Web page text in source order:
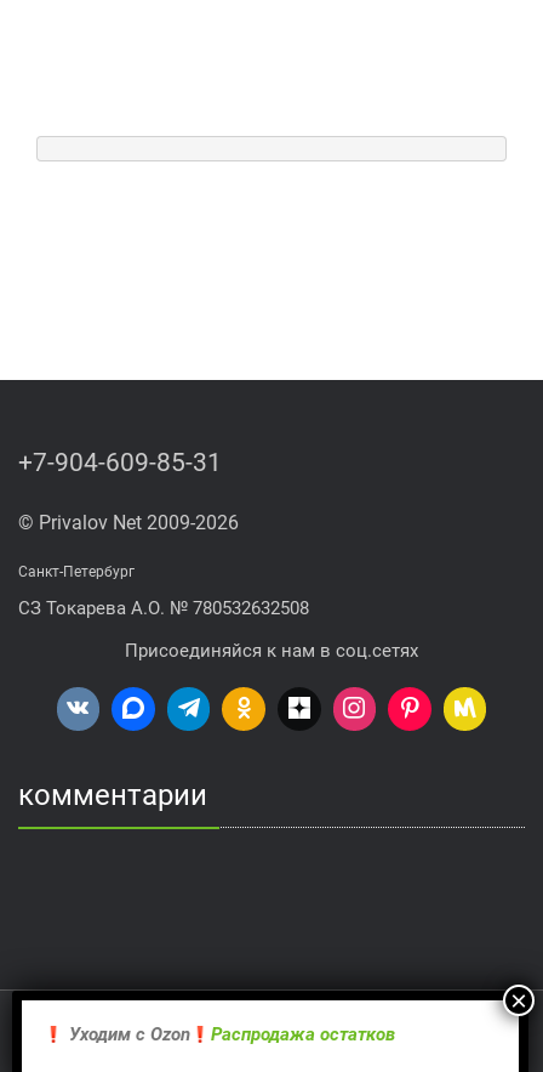
+7-904-609-85-31
© Privalov Net 2009-2026
Санкт-Петербург
СЗ Токарева А.О. № 780532632508
Присоединяйся к нам в соц.сетях
комментарии
Proudly powered by WordPress| Theme:Ramboby Webriti
Уходим с Оzon Распродажа остатков